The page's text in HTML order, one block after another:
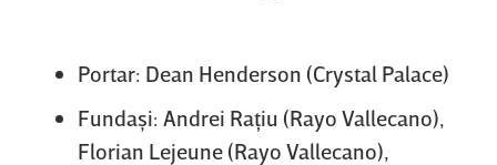
Portar: Dean Henderson (Crystal Palace)
Fundaşi: Andrei Raţiu (Rayo Vallecano),
Florian Lejeune (Rayo Vallecano),